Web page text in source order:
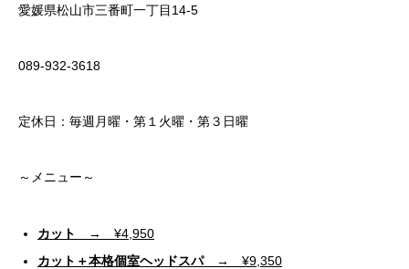
愛媛県松山市三番町一丁目14-5
089-932-3618
定休日：毎週月曜・第１火曜・第３日曜
～メニュー～
カット
→ ¥4,950
カット＋本格個室ヘッドスパ→ ¥9,350